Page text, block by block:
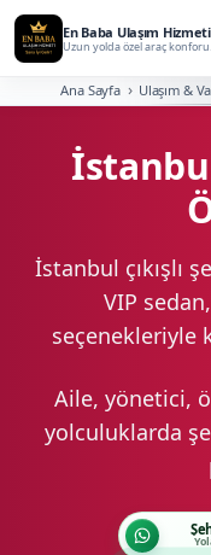
En Baba Ulaşım Hizmeti
Uzun yolda özel araç konforu.
Ana Sayfa Ulaşım &
İstanbul çıkışlı
VIP
seçenekleriyle
Aile, yönetici,
yolculuklarda